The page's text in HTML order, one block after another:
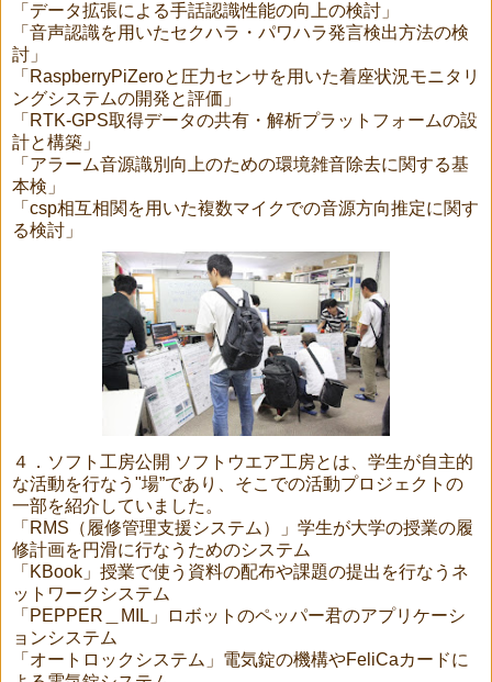
「データ拡張による手話認識性能の向上の検討」
「音声認識を用いたセクハラ・パワハラ発言検出方法の検
討」
「RaspberryPiZeroと圧力センサを用いた着座状況モニタリ
ングシステムの開発と評価」
「RTK-GPS取得データの共有・解析プラットフォームの設
計と構築」
「アラーム音源識別向上のための環境雑音除去に関する基
本検」
「csp相互相関を用いた複数マイクでの音源方向推定に関す
る検討」
４．ソフト工房公開 ソフトウエア工房とは、学生が自主的
な活動を行なう"場”であり、そこでの活動プロジェクトの
一部を紹介していました。
「RMS（履修管理支援システム）」学生が大学の授業の履
修計画を円滑に行なうためのシステム
「KBook」授業で使う資料の配布や課題の提出を行なうネ
ットワークシステム
「PEPPER＿MIL」ロボットのペッパー君のアプリケーシ
ョンシステム
「オートロックシステム」電気錠の機構やFeliCaカードに